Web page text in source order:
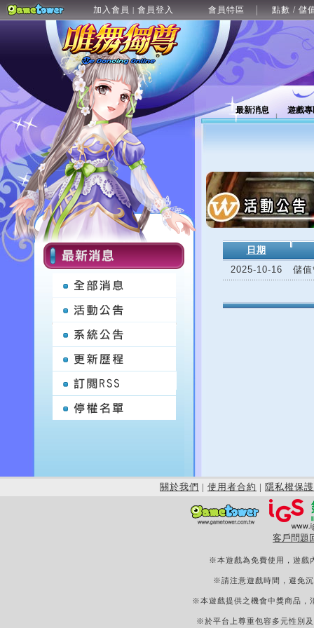
加入會員 | 會員登入 會員特區 點數 / 儲
最新消息 遊戲
日期
2025-10-16
儲
關於我們 | 使用者合約 | 隱私權保護
客戶問題
※本遊戲為免費使用，遊戲
※請注意遊戲時間，避免
※本遊戲提供之機會中獎商品，
※於平台上尊重包容多元性別